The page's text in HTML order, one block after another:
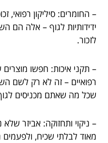
– החומרים: סיליקון רפואי,
ידידותיות לגוף – אלה הם
לזכור.
– תקני איכות: חפשו מוצרים
רפואיים – זה לא רק לשם
שכל מה שאתם מכניסים
– ניקוי ותחזוקה: אביזר
מאוד לבלתי שכיח, ולפעמים